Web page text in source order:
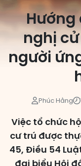
Dư luận quốc tế
Hỏi đáp bầu cử
Bầu cử địa
E-magazine
Infographic
Cử tri tham gia
Tổng số đại biểu
Nữ đại biểu Quốc
Các đơn vị bầu
Hướng
nghị
người
Phúc Hằng
Việc tổ chức
cư trú được
45, Điều 54
đại biểu Hội